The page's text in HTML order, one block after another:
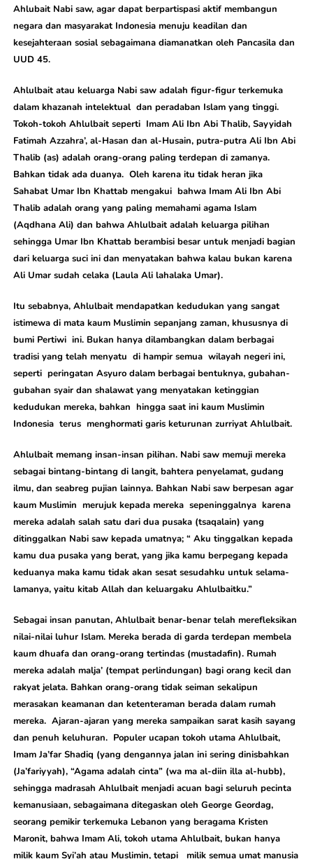
Ahlubait Nabi saw, agar dapat berpartispasi aktif membangun
negara dan masyarakat Indonesia menuju keadilan dan
kesejahteraan sosial sebagaimana diamanatkan oleh Pancasila dan
UUD 45.
Ahlulbait atau keluarga Nabi saw adalah figur-figur terkemuka
dalam khazanah intelektual dan peradaban Islam yang tinggi.
Tokoh-tokoh Ahlulbait seperti Imam Ali Ibn Abi Thalib, Sayyidah
Fatimah Azzahra’, al-Hasan dan al-Husain, putra-putra Ali Ibn Abi
Thalib (as) adalah orang-orang paling terdepan di zamanya.
Bahkan tidak ada duanya. Oleh karena itu tidak heran jika
Sahabat Umar Ibn Khattab mengakui bahwa Imam Ali Ibn Abi
Thalib adalah orang yang paling memahami agama Islam
(Aqdhana Ali) dan bahwa Ahlulbait adalah keluarga pilihan
sehingga Umar Ibn Khattab berambisi besar untuk menjadi bagian
dari keluarga suci ini dan menyatakan bahwa kalau bukan karena
Ali Umar sudah celaka (Laula Ali lahalaka Umar).
Itu sebabnya, Ahlulbait mendapatkan kedudukan yang sangat
istimewa di mata kaum Muslimin sepanjang zaman, khususnya di
bumi Pertiwi ini. Bukan hanya dilambangkan dalam berbagai
tradisi yang telah menyatu di hampir semua wilayah negeri ini,
seperti peringatan Asyuro dalam berbagai bentuknya, gubahan-
gubahan syair dan shalawat yang menyatakan ketinggian
kedudukan mereka, bahkan hingga saat ini kaum Muslimin
Indonesia terus menghormati garis keturunan zurriyat Ahlulbait.
Ahlulbait memang insan-insan pilihan. Nabi saw memuji mereka
sebagai bintang-bintang di langit, bahtera penyelamat, gudang
ilmu, dan seabreg pujian lainnya. Bahkan Nabi saw berpesan agar
kaum Muslimin merujuk kepada mereka sepeninggalnya karena
mereka adalah salah satu dari dua pusaka (tsaqalain) yang
ditinggalkan Nabi saw kepada umatnya; “ Aku tinggalkan kepada
kamu dua pusaka yang berat, yang jika kamu berpegang kepada
keduanya maka kamu tidak akan sesat sesudahku untuk selama-
lamanya, yaitu kitab Allah dan keluargaku Ahlulbaitku.”
Sebagai insan panutan, Ahlulbait benar-benar telah merefleksikan
nilai-nilai luhur Islam. Mereka berada di garda terdepan membela
kaum dhuafa dan orang-orang tertindas (mustadafin). Rumah
mereka adalah malja’ (tempat perlindungan) bagi orang kecil dan
rakyat jelata. Bahkan orang-orang tidak seiman sekalipun
merasakan keamanan dan ketenteraman berada dalam rumah
mereka. Ajaran-ajaran yang mereka sampaikan sarat kasih sayang
dan penuh keluhuran. Populer ucapan tokoh utama Ahlulbait,
Imam Ja’far Shadiq (yang dengannya jalan ini sering dinisbahkan
(Ja’fariyyah), “Agama adalah cinta” (wa ma al-diin illa al-hubb),
sehingga madrasah Ahlulbait menjadi acuan bagi seluruh pecinta
kemanusiaan, sebagaimana ditegaskan oleh George Geordag,
seorang pemikir terkemuka Lebanon yang beragama Kristen
Maronit, bahwa Imam Ali, tokoh utama Ahlulbait, bukan hanya
milik kaum Syi’ah atau Muslimin, tetapi milik semua umat manusia